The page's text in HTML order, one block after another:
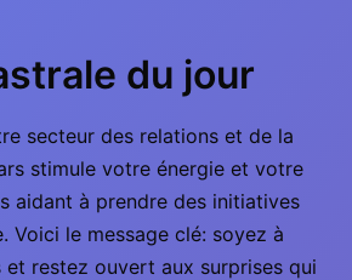
du jour
secteur des relations et de la
stimule votre énergie et votre
aidant à prendre des initiatives
Voici le message clé: soyez à
et restez ouvert aux surprises qui